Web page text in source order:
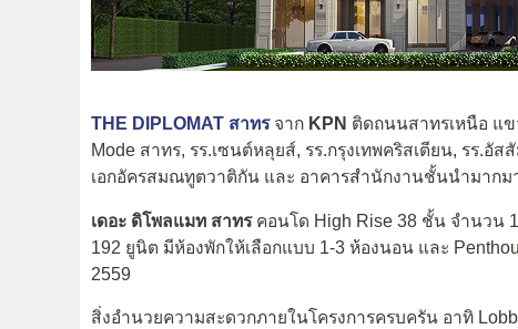
THE DIPLOMAT สาทรจาก KPN ติดถนนสาทรเหนือ แข
Mode สาทร, รร.เซนต์หลุยส์, รร.กรุงเทพคริสเตียน, รร.
เอกอัครสมณทูตวาติกัน และ อาคารสำนักงานชั้นนำมากม
เดอะ ดิโพลแมท สาทรคอนโด High Rise 38 ชั้น จำนวน
192 ยูนิต มีห้องพักให้เลือกแบบ 1-3 ห้องนอน และ
2559
สิ่งอำนวยความสะดวกภายในโครงการครบครัน อาทิ